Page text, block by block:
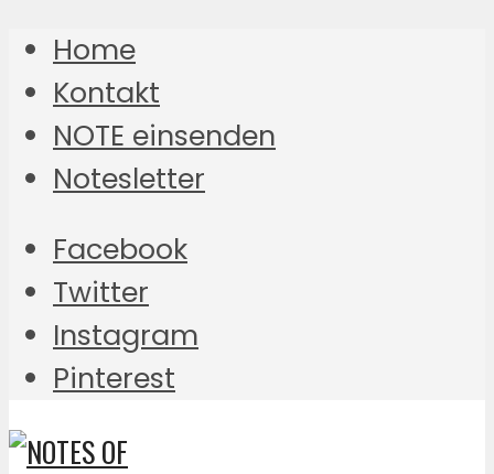
Home
Kontakt
NOTE einsenden
Notesletter
Facebook
Twitter
Instagram
Pinterest